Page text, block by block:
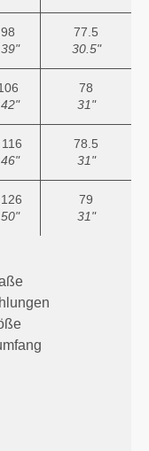
77.5
30.5"
78
31"
78.5
31"
79
31"